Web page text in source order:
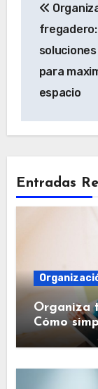
defregadero:
para
espacio
Entradas
Organiza
Cómo